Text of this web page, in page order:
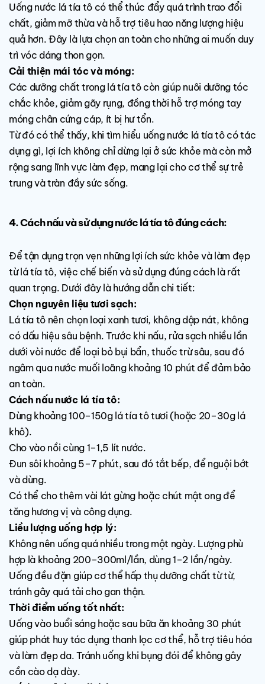
Uống nước lá tía tô có thể thúc đẩy quá trình trao đổi
chất, giảm mỡ thừa và hỗ trợ tiêu hao năng lượng hiệu
quả hơn. Đây là lựa chọn an toàn cho những ai muốn duy
trì vóc dáng thon gọn.
Cải thiện mái tóc và móng:
Các dưỡng chất trong lá tía tô còn giúp nuôi dưỡng tóc
chắc khỏe, giảm gãy rụng, đồng thời hỗ trợ móng tay
móng chân cứng cáp, ít bị hư tổn.
Từ đó có thể thấy, khi tìm hiểu uống nước lá tía tô có tác
dụng gì, lợi ích không chỉ dừng lại ở sức khỏe mà còn mở
rộng sang lĩnh vực làm đẹp, mang lại cho cơ thể sự trẻ
trung và tràn đầy sức sống.
4. Cách nấu và sử dụng nước lá tía tô đúng cách:
Để tận dụng trọn vẹn những lợi ích sức khỏe và làm đẹp
từ lá tía tô, việc chế biến và sử dụng đúng cách là rất
quan trọng. Dưới đây là hướng dẫn chi tiết:
Chọn nguyên liệu tươi sạch:
Lá tía tô nên chọn loại xanh tươi, không dập nát, không
có dấu hiệu sâu bệnh. Trước khi nấu, rửa sạch nhiều lần
dưới vòi nước để loại bỏ bụi bẩn, thuốc trừ sâu, sau đó
ngâm qua nước muối loãng khoảng 10 phút để đảm bảo
an toàn.
Cách nấu nước lá tía tô:
Dùng khoảng 100–150g lá tía tô tươi (hoặc 20–30g lá
khô).
Cho vào nồi cùng 1–1,5 lít nước.
Đun sôi khoảng 5–7 phút, sau đó tắt bếp, để nguội bớt
và dùng.
Có thể cho thêm vài lát gừng hoặc chút mật ong để
tăng hương vị và công dụng.
Liều lượng uống hợp lý:
Không nên uống quá nhiều trong một ngày. Lượng phù
hợp là khoảng 200–300ml/lần, dùng 1–2 lần/ngày.
Uống đều đặn giúp cơ thể hấp thụ dưỡng chất từ từ,
tránh gây quá tải cho gan thận.
Thời điểm uống tốt nhất:
Uống vào buổi sáng hoặc sau bữa ăn khoảng 30 phút
giúp phát huy tác dụng thanh lọc cơ thể, hỗ trợ tiêu hóa
và làm đẹp da. Tránh uống khi bụng đói để không gây
cồn cào dạ dày.